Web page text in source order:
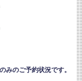
みのご予約状況です。